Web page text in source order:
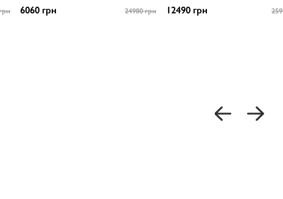
6060 грн 24980 грн 12490 грн